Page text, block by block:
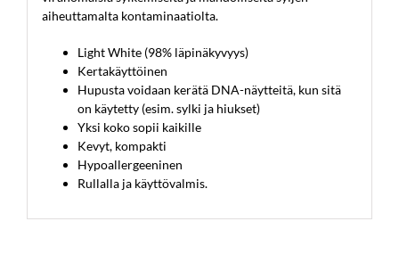
aiheuttamalta kontaminaatiolta.
Light White (98% läpinäkyvyys)
Kertakäyttöinen
Hupusta voidaan kerätä DNA-näytteitä, kun sitä
on käytetty (esim. sylki ja hiukset)
Yksi koko sopii kaikille
Kevyt, kompakti
Hypoallergeeninen
Rullalla ja käyttövalmis.